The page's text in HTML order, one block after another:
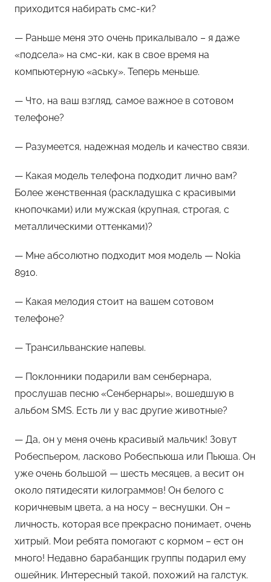
приходится набирать смс-ки?
— Раньше меня это очень прикалывало – я даже
«подсела» на смс-ки, как в свое время на
компьютерную «аську». Теперь меньше.
— Что, на ваш взгляд, самое важное в сотовом
телефоне?
— Разумеется, надежная модель и качество связи.
— Какая модель телефона подходит лично вам?
Более женственная (раскладушка с красивыми
кнопочками) или мужская (крупная, строгая, с
металлическими оттенками)?
— Мне абсолютно подходит моя модель — Nokia
8910.
— Какая мелодия стоит на вашем сотовом
телефоне?
— Трансильванские напевы.
— Поклонники подарили вам сенбернара,
прослушав песню «Сенбернары», вошедшую в
альбом SMS. Есть ли у вас другие животные?
— Да, он у меня очень красивый мальчик! Зовут
Робеспьером, ласково Робеспьюша или Пьюша. Он
уже очень большой — шесть месяцев, а весит он
около пятидесяти килограммов! Он белого с
коричневым цвета, а на носу – веснушки. Он –
личность, которая все прекрасно понимает, очень
хитрый. Мои ребята помогают с кормом – ест он
много! Недавно барабанщик группы подарил ему
ошейник. Интересный такой, похожий на галстук.